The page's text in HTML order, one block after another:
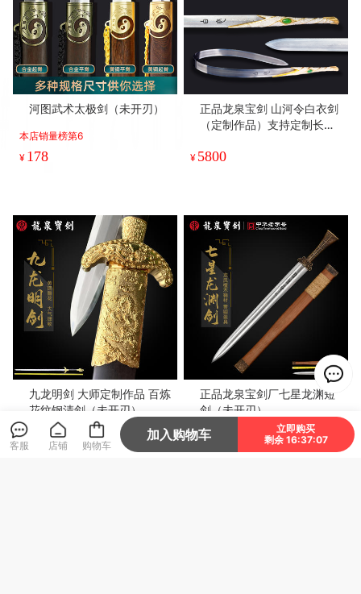
河图武术太极剑（未开刃）
本店销量榜第6
¥ 178
正品龙泉宝剑 山河令白衣剑
（定制作品）支持定制长度
¥ 5800
九龙明剑 大师定制作品 百炼
花纹钢清剑（未开刃）
¥12800
正品龙泉宝剑厂七星龙渊短
剑（未开刃）
¥1800
客服 店铺 购物车
加入购物车
立即购买
剩余 16:37:05